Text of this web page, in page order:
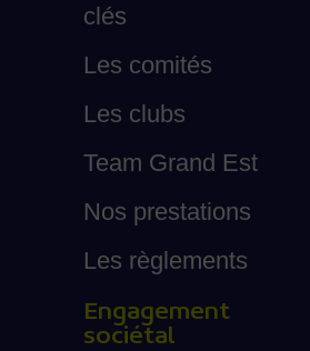
clés
Les comités
Les clubs
Team Grand Est
Nos prestations
Les règlements
Engagement
sociétal